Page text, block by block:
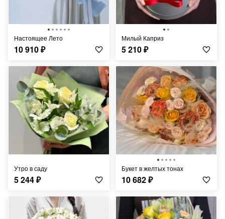
Настоящее Лето
10 910₽
Милый Каприз
5 210₽
Утро в саду
5 244₽
Букет в желтых тонах
10 682₽